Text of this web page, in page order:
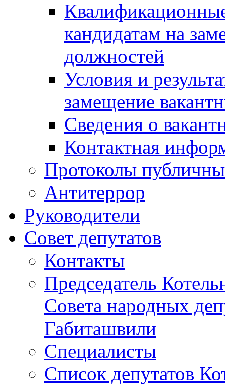
кандидатам на
должностей
Условия и
замещение
Сведения о
Контактная
Протоколы
Антитеррор
Руководители
Совет депутатов
Контакты
Председатель
Совета народных
Габиташвили
Специалисты
Список депутатов